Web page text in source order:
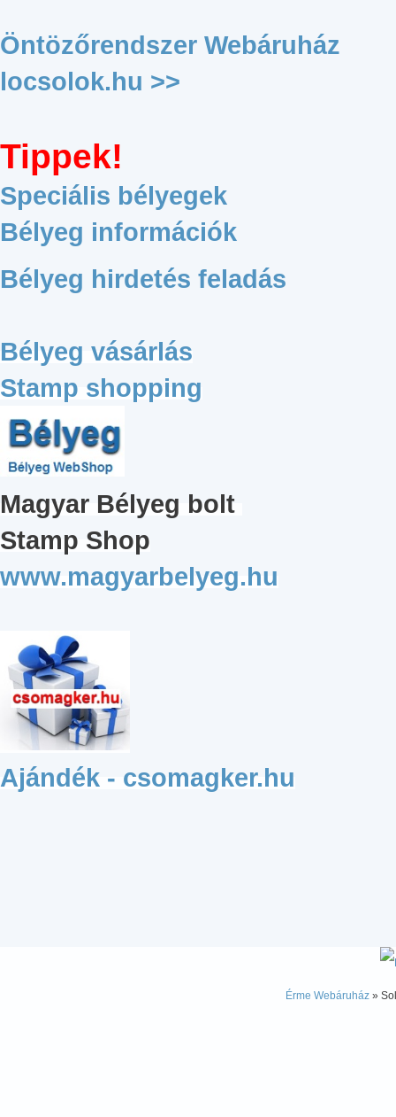
Öntözőrendszer Webáruház
locsolok.hu >>
Tippek!
Speciális bélyegek
Bélyeg információk
Bélyeg hirdetés feladás
Bélyeg vásárlás
Stamp shopping
Magyar Bélyeg bolt
Stamp Shop
www.magyarbelyeg.hu
Ajándék - csomagker.hu
Érme Webáruház »